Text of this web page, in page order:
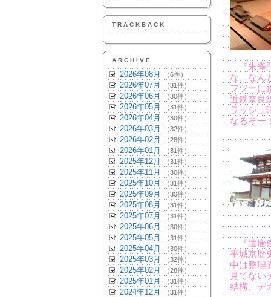
TRACKBACK
ARCHIVE
2026年08月 （6件）
2026年07月 （31件）
2026年06月 （30件）
2026年05月 （31件）
2026年04月 （30件）
2026年03月 （32件）
2026年02月 （28件）
2026年01月 （31件）
2025年12月 （31件）
2025年11月 （30件）
2025年10月 （31件）
2025年09月 （30件）
2025年08月 （31件）
2025年07月 （31件）
2025年06月 （30件）
2025年05月 （31件）
2025年04月 （30件）
2025年03月 （32件）
2025年02月 （28件）
2025年01月 （31件）
2024年12月 （31件）
『朱雀
な、なん
フツーに
近鉄奈良
ラッシュ
なるそー
『遣唐
平城京歴
中は整理
見てない
結構、デ